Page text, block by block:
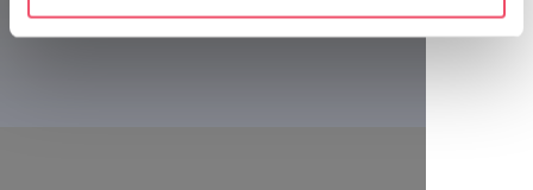
specific characteristics (fingerprinting)